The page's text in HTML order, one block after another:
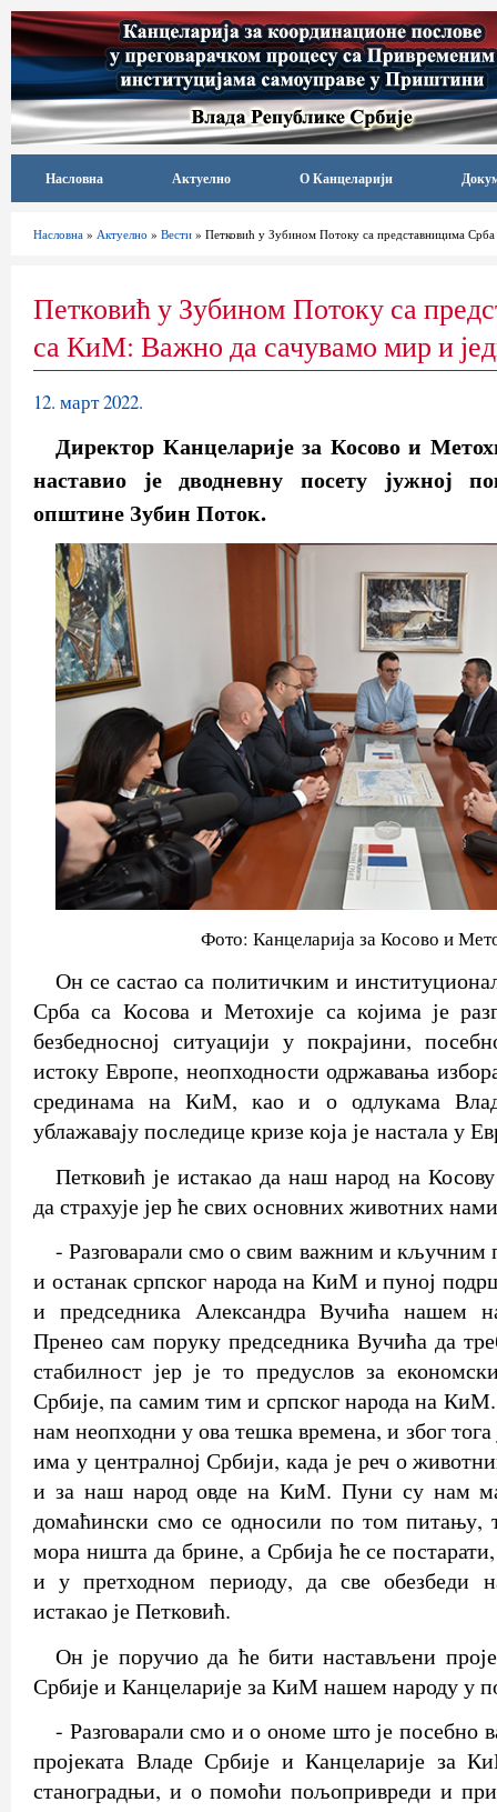
Насловна Актуелно О Канцеларији
Насловна » Актуелно » Вести » Петковић у Зубином Потоку са представницима
Петковић у Зубином Потоку са
са КиМ: Важно да сачувамо мир и
12. март 2022.
Директор Канцеларије за Косово и
наставио је дводневну посету јужној
општине Зубин Поток.
Фото: Канцеларија за Косово и
Он се састао са политичким и
Срба са Косова и Метохије са којима је
безбедносној ситуацији у покрајини,
истоку Европе, неопходности одржавања
срединама на КиМ, као и о одлукама
ублажавају последице кризе која је настала у
Петковић је истакао да наш народ на
да страхује јер ће свих основних животних
- Разговарали смо о свим важним и кључним
и останак српског народа на КиМ и пуној
и председника Александра Вучића нашем
Пренео сам поруку председника Вучића да
стабилност јер је то предуслов за
Србије, па самим тим и српског народа на
нам неопходни у ова тешка времена, и због тога
има у централној Србији, када је реч о
и за наш народ овде на КиМ. Пуни су нам
домаћински смо се односили по том питању,
мора ништа да брине, а Србија ће се
и у претходном периоду, да све обезбеди
истакао је Петковић.
Он је поручио да ће бити настављени
Србије и Канцеларије за КиМ нашем народу у
- Разговарали смо и о ономе што је посебно
пројеката Владе Србије и Канцеларије за
станоградњи, и о помоћи пољопривреди и